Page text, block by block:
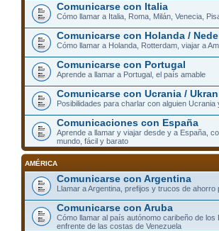
Comunicarse con Italia
Cómo llamar a Italia, Roma, Milán, Venecia,
Comunicarse con Holanda /
Cómo llamar a Holanda, Rotterdam, viajar a
Comunicarse con Portugal
Aprende a llamar a Portugal, el país amable
Comunicarse con Ucrania /
Posibilidades para charlar con alguien Ucrania
Comunicaciones con España
Aprende a llamar y viajar desde y a España,
mundo, fácil y barato
AMÉRICA
Comunicarse con Argentina
Llamar a Argentina, prefijos y trucos de ahorro
Comunicarse con Aruba
Cómo llamar al país autónomo caribeño de los
enfrente de las costas de Venezuela